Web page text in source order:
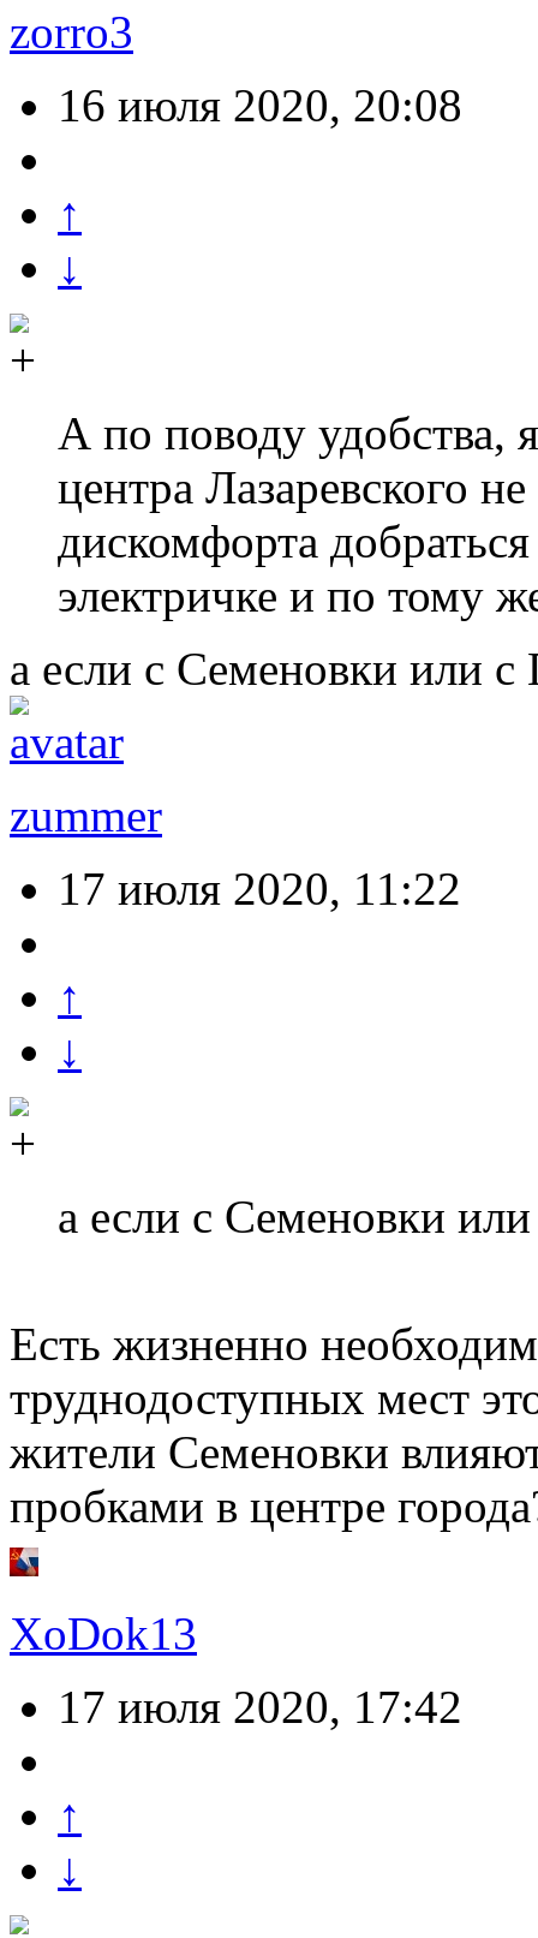
zorro3
16 июля 2020, 20:08
↑
↓
А по поводу удобства,
центра Лазаревского
дискомфорта
электричке и по тому
а если с Семеновки или с
zummer
17 июля 2020, 11:22
↑
↓
а если с Семеновки
Есть жизненно
труднодоступных мест
жители Семеновки
пробками в центре
XoDok13
17 июля 2020, 17:42
↑
↓